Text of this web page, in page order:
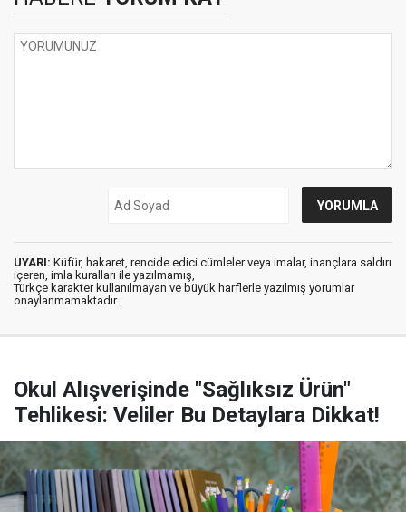
UYARI: Küfür, hakaret, rencide edici cümleler veya imalar, inançlara saldırı
içeren, imla kuralları ile yazılmamış,
Türkçe karakter kullanılmayan ve büyük harflerle yazılmış yorumlar
onaylanmamaktadır.
Okul Alışverişinde "Sağlıksız Ürün"
Tehlikesi: Veliler Bu Detaylara Dikkat!